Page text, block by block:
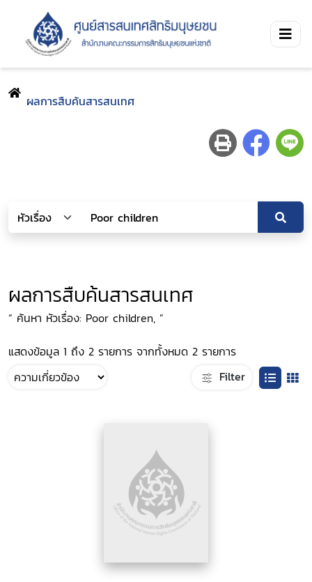
ผลการสืบค้นสารสนเทศ
ผลการสืบค้นสารสนเทศ
“ ค้นหา หัวเรื่อง: Poor children, ”
แสดงข้อมูล 1 ถึง 2 รายการ จากทั้งหมด 2 รายการ
Filter